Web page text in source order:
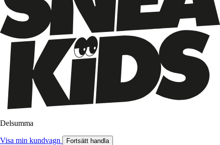
Delsumma
Visa min kundvagn Fortsätt handla